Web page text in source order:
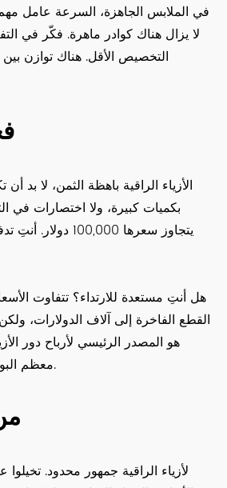
في الملابس الجاهزة، السرعة عامل
لا يزال هناك كوادر ماهرة. فكّر في
التخصيص الأقل. هناك توازن
الأزياء الراقية باهظة الثمن، لا بد
بكميات كبيرة، ولا اختصارات في
يتجاوز سعرها
هل أنتِ مستعدة للارتداء؟ تتفاوت
القطع الفاخرة إلى آلاف الدولارات،
هو المصدر الرئيسي لأرباح دور
معظم البوتيكات والمتاجر الكبرى.
لأزياء الراقية جمهور محدود. تخيلوا